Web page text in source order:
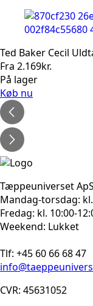
Ted Baker Cecil
Fra 2.169kr.
På lager
Køb nu
Tæppeuniverset ApS
Mandag-torsdag:
Fredag: kl. 10:00-
Weekend: Lukket
Tlf: +45 60 66 68 47
CVR: 45631052